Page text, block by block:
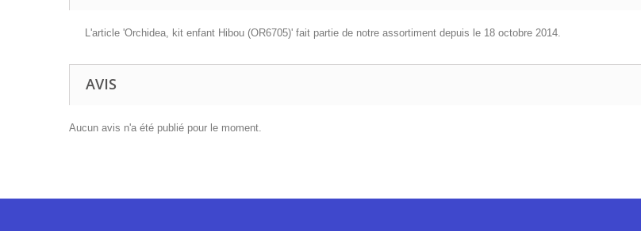
L'article 'Orchidea, kit enfant Hibou (OR6705)' fait partie de notre assortiment depuis le 18 octobre 2014.
AVIS
Aucun avis n'a été publié pour le moment.